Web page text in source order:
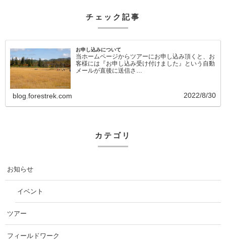
チェック記事
お申し込みについて
当ホームページからツアーにお申し込み頂くと、お
客様には『お申し込み受け付けました』という自動
メールが直後に送信さ…
blog.forestrek.com 2022/8/30
カテゴリ
お知らせ
イベント
ツアー
フィールドワーク